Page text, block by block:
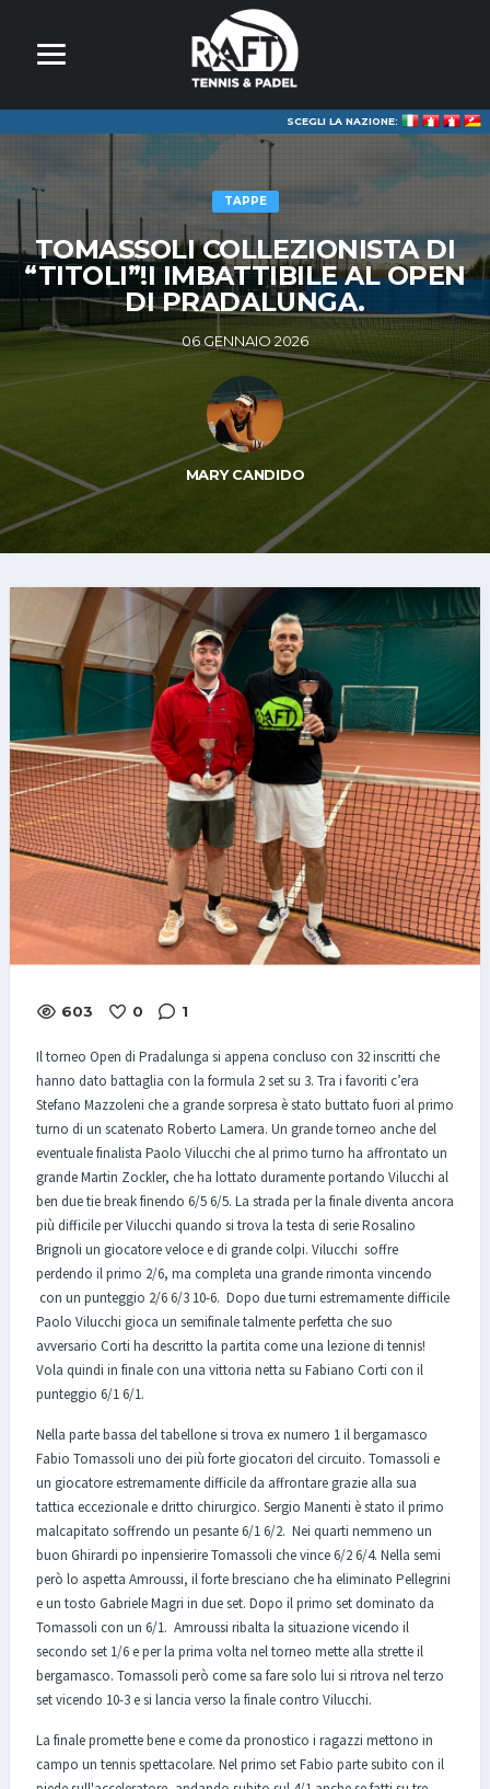
SCEGLI LA NAZIONE:
TAPPE
TOMASSOLI COLLEZIONISTA DI
“TITOLI”!I IMBATTIBILE AL OPEN
DI PRADALUNGA.
06 GENNAIO 2026
MARY CANDIDO
603 0 1
Il torneo Open di Pradalunga si appena concluso con 32 inscritti che
hanno dato battaglia con la formula 2 set su 3. Tra i favoriti c’era
Stefano Mazzoleni che a grande sorpresa è stato buttato fuori al primo
turno di un scatenato Roberto Lamera. Un grande torneo anche del
eventuale finalista Paolo Vilucchi che al primo turno ha affrontato un
grande Martin Zockler, che ha lottato duramente portando Vilucchi al
ben due tie break finendo 6/5 6/5. La strada per la finale diventa ancora
più difficile per Vilucchi quando si trova la testa di serie Rosalino
Brignoli un giocatore veloce e di grande colpi. Vilucchi soffre
perdendo il primo 2/6, ma completa una grande rimonta vincendo
con un punteggio 2/6 6/3 10-6. Dopo due turni estremamente difficile
Paolo Vilucchi gioca un semifinale talmente perfetta che suo
avversario Corti ha descritto la partita come una lezione di tennis!
Vola quindi in finale con una vittoria netta su Fabiano Corti con il
punteggio 6/1 6/1.
Nella parte bassa del tabellone si trova ex numero 1 il bergamasco
Fabio Tomassoli uno dei più forte giocatori del circuito. Tomassoli e
un giocatore estremamente difficile da affrontare grazie alla sua
tattica eccezionale e dritto chirurgico. Sergio Manenti è stato il primo
malcapitato soffrendo un pesante 6/1 6/2. Nei quarti nemmeno un
buon Ghirardi po inpensierire Tomassoli che vince 6/2 6/4. Nella semi
però lo aspetta Amroussi, il forte bresciano che ha eliminato Pellegrini
e un tosto Gabriele Magri in due set. Dopo il primo set dominato da
Tomassoli con un 6/1. Amroussi ribalta la situazione vicendo il
secondo set 1/6 e per la prima volta nel torneo mette alla strette il
bergamasco. Tomassoli però come sa fare solo lui si ritrova nel terzo
set vicendo 10-3 e si lancia verso la finale contro Vilucchi.
La finale promette bene e come da pronostico i ragazzi mettono in
campo un tennis spettacolare. Nel primo set Fabio parte subito con il